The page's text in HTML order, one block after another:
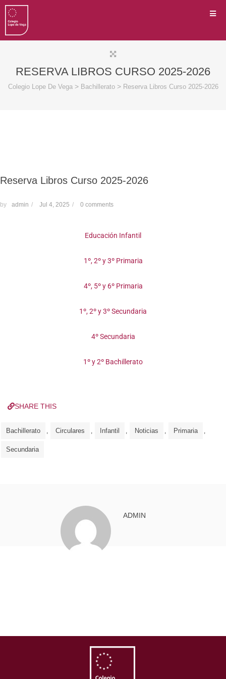
RESERVA LIBROS CURSO 2025-2026
Colegio Lope De Vega > Bachillerato> Reserva Libros Curso 2025-2026
Reserva Libros Curso 2025-2026
by admin / Jul 4, 2025 / 0 comments
Educación Infantil
1º, 2º y 3º Primaria
4º, 5º y 6º Primaria
1º, 2º y 3º Secundaria
4º Secundaria
1º y 2º Bachillerato
SHARE THIS
Bachillerato , Circulares , Infantil , Noticias , Primaria ,
Secundaria
ADMIN